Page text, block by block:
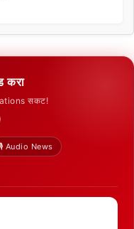
करा
सकट!
Audio News